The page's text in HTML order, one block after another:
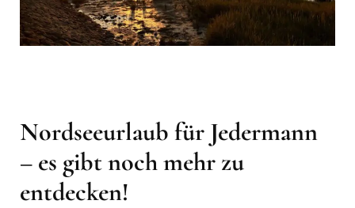
Nordseeurlaub für Jedermann
– es gibt noch mehr zu
entdecken!